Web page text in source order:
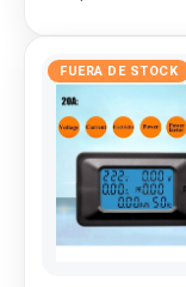
FUERA DE STOCK